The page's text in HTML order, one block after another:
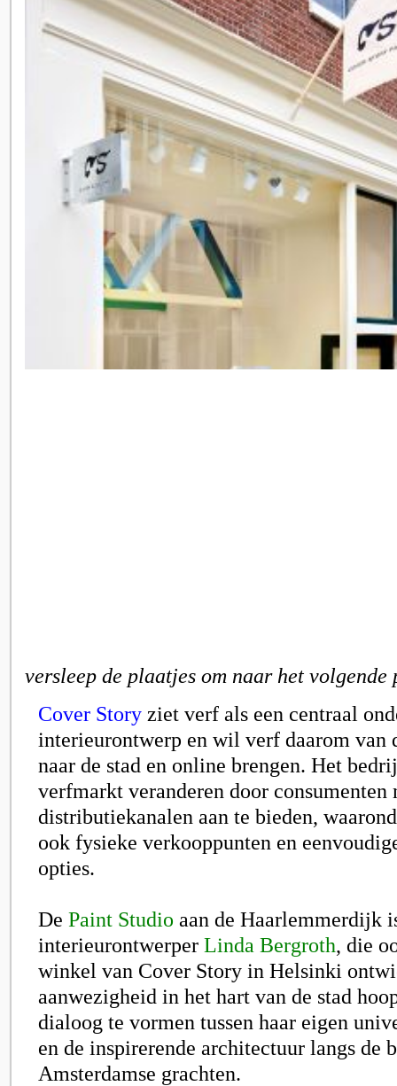
versleep de plaatjes om naar het
Cover Story ziet verf als een centraal
interieurontwerp en wil verf daarom van
naar de stad en online brengen. Het
verfmarkt veranderen door consumenten
distributiekanalen aan te bieden,
ook fysieke verkooppunten en
opties.
De Paint Studio aan de Haarlemmerdijk
interieurontwerper Linda Bergroth, die
winkel van Cover Story in Helsinki
aanwezigheid in het hart van de stad
dialoog te vormen tussen haar eigen
en de inspirerende architectuur langs de
Amsterdamse grachten.